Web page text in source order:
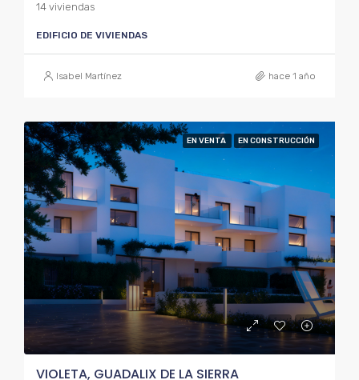
14 viviendas
EDIFICIO DE VIVIENDAS
Isabel Martínez hace 1 año
EN VENTA EN CONSTRUCCIÓN
VIOLETA, GUADALIX DE LA SIERRA